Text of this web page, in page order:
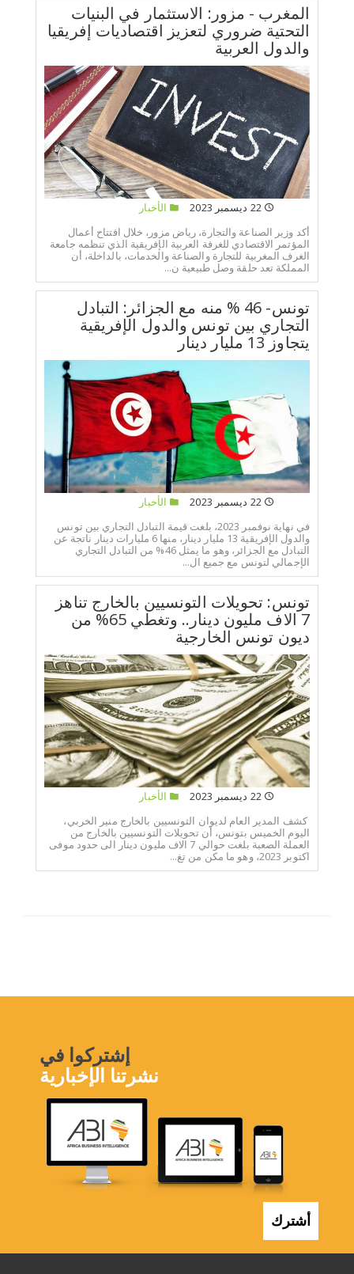
المغرب - مزور: الاستثمار في البنيات
التحتية ضروري لتعزيز اقتصاديات إفريقيا
والدول العربية
22 ديسمبر 2023
الأخبار
أكد وزير الصناعة والتجارة، رياض مزور، خلال افتتاح أعمال
المؤتمر الاقتصادي للغرفة العربية الإفريقية الذي تنظمه جامعة
الغرف المغربية للتجارة والصناعة والخدمات، بالداخلة، أن
المملكة تعد حلقة وصل طبيعية ن...
تونس- 46 % منه مع الجزائر: التبادل
التجاري بين تونس والدول الإفريقية
يتجاوز 13 مليار دينار
22 ديسمبر 2023
الأخبار
في نهاية نوفمبر 2023، بلغت قيمة التبادل التجاري بين تونس
والدول الإفريقية 13 مليار دينار، منها 6 مليارات دينار ناتجة عن
التبادل مع الجزائر، وهو ما يمثل 46% من التبادل التجاري
الإجمالي لتونس مع جميع ال...
تونس: تحويلات التونسيين بالخارج تناهز
7 الاف مليون دينار.. وتغطي 65% من
ديون تونس الخارجية
22 ديسمبر 2023
الأخبار
كشف المدير العام لديوان التونسيين بالخارج منير الخربي،
اليوم الخميس بتونس، أن تحويلات التونسيين بالخارج من
العملة الصعبة بلغت حوالي 7 الاف مليون دينار الى حدود موفى
اكتوبر 2023، وهو ما مكن من تغ...
إشتركوا في
نشرتنا الإخبارية
أشترك